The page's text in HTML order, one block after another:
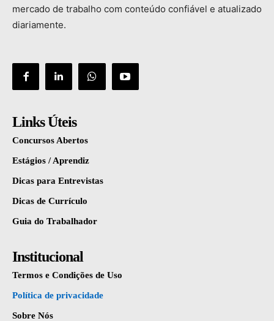
mercado de trabalho com conteúdo confiável e atualizado
diariamente.
Links Úteis
Concursos Abertos
Estágios / Aprendiz
Dicas para Entrevistas
Dicas de Currículo
Guia do Trabalhador
Institucional
Termos e Condições de Uso
Política de privacidade
Sobre Nós